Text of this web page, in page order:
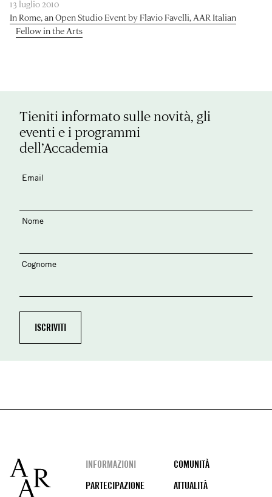
13 luglio 2010
In Rome, an Open Studio Event by Flavio Favelli, AAR Italian
Fellow in the Arts
Tieniti informato sulle novità, gli
eventi e i programmi
dell’Accademia
Email
Nome
Cognome
Footer
INFORMAZIONI
COMUNITÀ
PARTECIPAZIONE
ATTUALITÀ